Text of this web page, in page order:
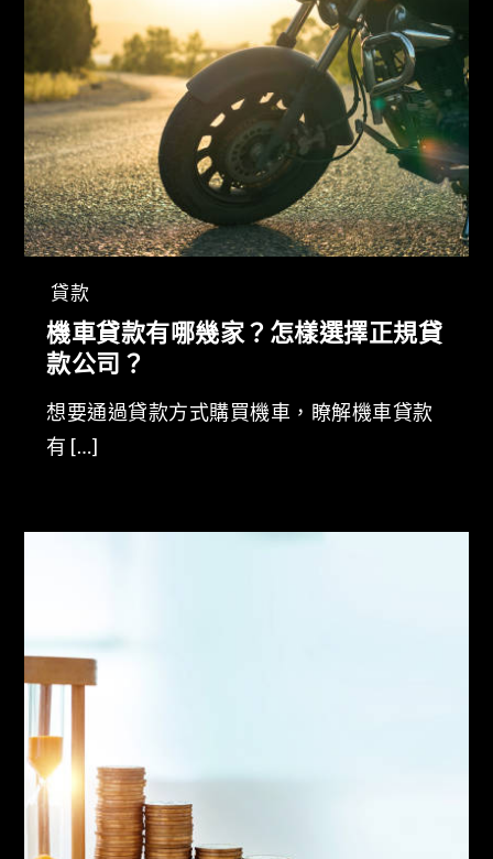
貸款
機車貸款有哪幾家？怎樣選擇正規貸
款公司？
想要通過貸款方式購買機車，瞭解機車貸款
有 […]